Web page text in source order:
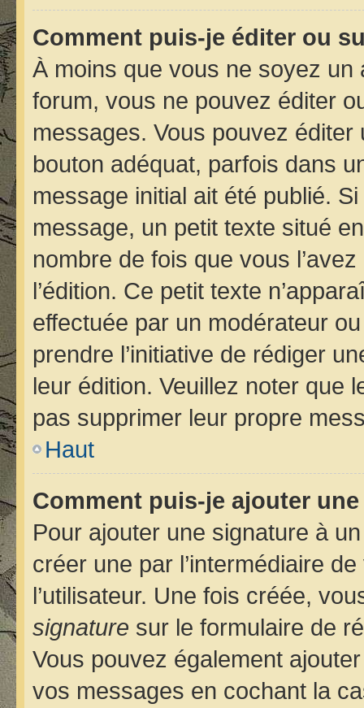
Comment puis-je éditer ou
À moins que vous ne soyez
forum, vous ne pouvez éditer
messages. Vous pouvez
bouton adéquat, parfois dans
message initial ait été publié.
message, un petit texte situé
nombre de fois que vous
l’édition. Ce petit texte
effectuée par un modérateur
prendre l’initiative de rédiger
leur édition. Veuillez noter que
pas supprimer leur propre
Haut
Comment puis-je ajouter
Pour ajouter une signature à
créer une par l’intermédiaire
l’utilisateur. Une fois créée,
signature sur le formulaire de
Vous pouvez également
vos messages en cochant la